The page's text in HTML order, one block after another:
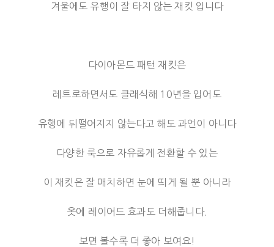
겨울에도 유행이 잘 타지 않는 재킷 입니다
다이아몬드 패턴 재킷은
레트로하면서도 클래식해 10년을 입어도
유행에 뒤떨어지지 않는다고 해도 과언이 아니다
다양한 룩으로 자유롭게 전환할 수 있는
이 재킷은 잘 매치하면 눈에 띄게 될 뿐 아니라
옷에 레이어드 효과도 더해줍니다.
보면 볼수록 더 좋아 보여요!